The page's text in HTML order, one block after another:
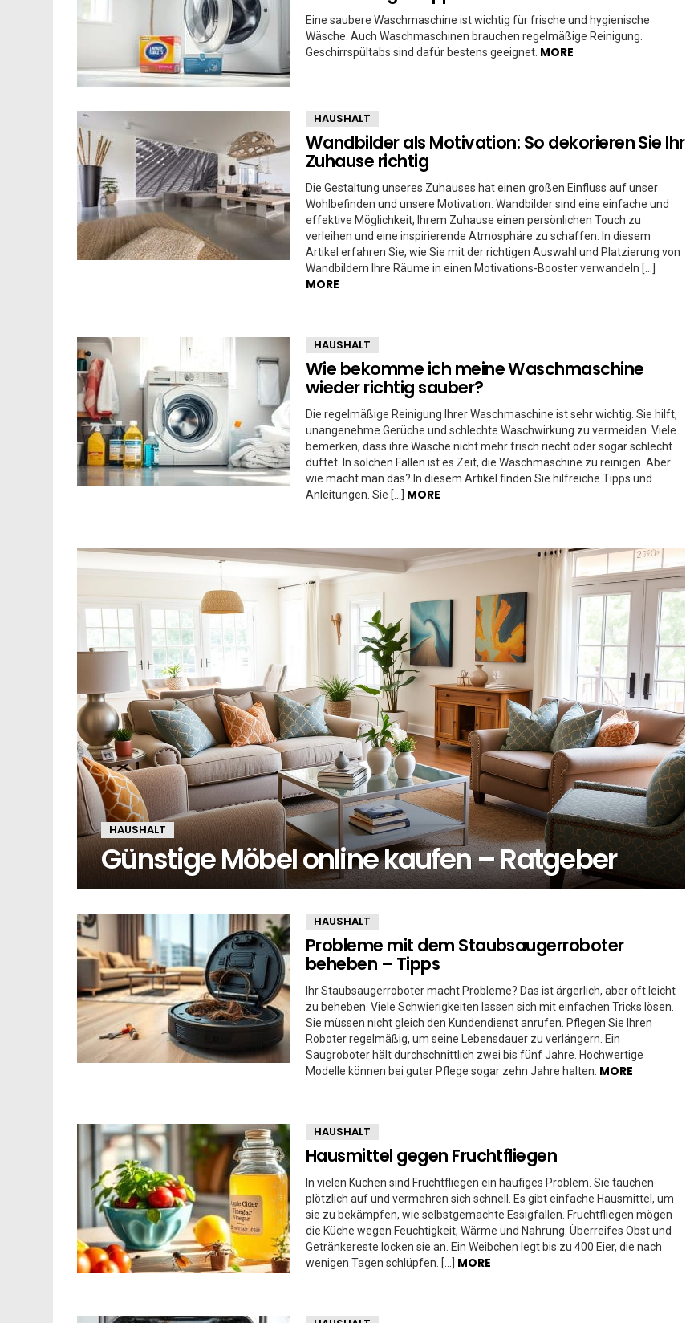
Eine saubere Waschmaschine ist wichtig für frische und hygienische
Wäsche. Auch Waschmaschinen brauchen regelmäßige Reinigung.
Geschirrspültabs sind dafür bestens geeignet. MORE
HAUSHALT
Wandbilder als Motivation: So dekorieren Sie Ihr
Zuhause richtig
Die Gestaltung unseres Zuhauses hat einen großen Einfluss auf unser
Wohlbefinden und unsere Motivation. Wandbilder sind eine einfache und
effektive Möglichkeit, Ihrem Zuhause einen persönlichen Touch zu
verleihen und eine inspirierende Atmosphäre zu schaffen. In diesem
Artikel erfahren Sie, wie Sie mit der richtigen Auswahl und Platzierung von
Wandbildern Ihre Räume in einen Motivations-Booster verwandeln […]
MORE
HAUSHALT
Wie bekomme ich meine Waschmaschine
wieder richtig sauber?
Die regelmäßige Reinigung Ihrer Waschmaschine ist sehr wichtig. Sie hilft,
unangenehme Gerüche und schlechte Waschwirkung zu vermeiden. Viele
bemerken, dass ihre Wäsche nicht mehr frisch riecht oder sogar schlecht
duftet. In solchen Fällen ist es Zeit, die Waschmaschine zu reinigen. Aber
wie macht man das? In diesem Artikel finden Sie hilfreiche Tipps und
Anleitungen. Sie […] MORE
HAUSHALT
Günstige Möbel online kaufen – Ratgeber
HAUSHALT
Probleme mit dem Staubsaugerroboter
beheben – Tipps
Ihr Staubsaugerroboter macht Probleme? Das ist ärgerlich, aber oft leicht
zu beheben. Viele Schwierigkeiten lassen sich mit einfachen Tricks lösen.
Sie müssen nicht gleich den Kundendienst anrufen. Pflegen Sie Ihren
Roboter regelmäßig, um seine Lebensdauer zu verlängern. Ein
Saugroboter hält durchschnittlich zwei bis fünf Jahre. Hochwertige
Modelle können bei guter Pflege sogar zehn Jahre halten. MORE
HAUSHALT
Hausmittel gegen Fruchtfliegen
In vielen Küchen sind Fruchtfliegen ein häufiges Problem. Sie tauchen
plötzlich auf und vermehren sich schnell. Es gibt einfache Hausmittel, um
sie zu bekämpfen, wie selbstgemachte Essigfallen. Fruchtfliegen mögen
die Küche wegen Feuchtigkeit, Wärme und Nahrung. Überreifes Obst und
Getränkereste locken sie an. Ein Weibchen legt bis zu 400 Eier, die nach
wenigen Tagen schlüpfen. […] MORE